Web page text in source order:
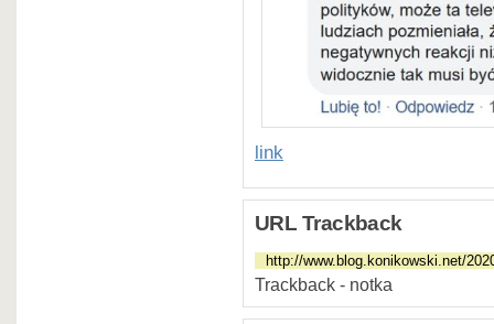
link
URL Trackback
Trackback - notka